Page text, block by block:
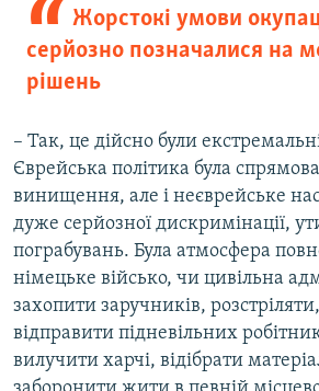
Жорстокі умови
серйозно позначалися на
рішень
– Так, це дійсно були
Єврейська політика була
винищення, але і неєврейське
дуже серйозної дискримінації,
пограбувань. Була атмосфера
німецьке військо, чи цивільна
захопити заручників,
відправити підневільних
вилучити харчі, відібрати